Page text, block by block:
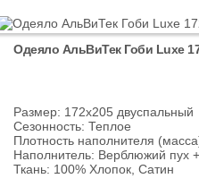
Одеяло АльВиТек Гоби Luxe
Размер: 172х205 двуспальный
Сезонность: Теплое
Плотность наполнителя
Наполнитель: Верблюжий пух
Ткань: 100% Хлопок, Сатин